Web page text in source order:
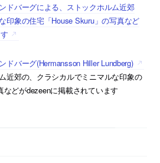
ドバーグによる、ストックホルム近郊
印象の住宅「House Skuru」の写真など
ドバーグ(Hermansson Hiller Lundberg)
近郊の、クラシカルでミニマルな印象の
どがdezeenに掲載されています